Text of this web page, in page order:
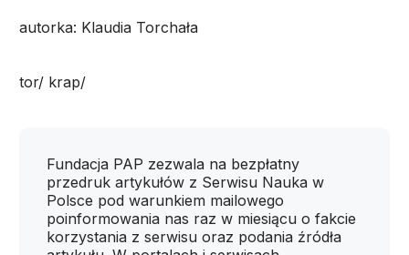
autorka: Klaudia Torchała
tor/ krap/
Fundacja PAP zezwala na bezpłatny
przedruk artykułów z Serwisu Nauka w
Polsce pod warunkiem mailowego
poinformowania nas raz w miesiącu o fakcie
korzystania z serwisu oraz podania źródła